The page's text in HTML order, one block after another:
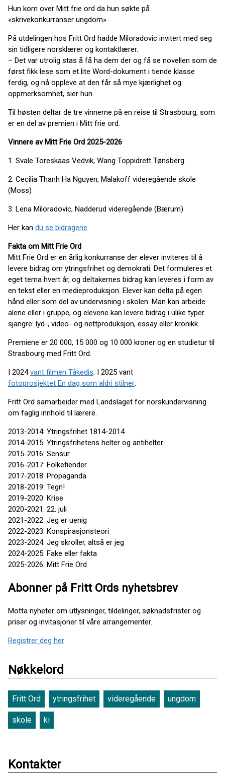
Hun kom over Mitt frie ord da hun søkte på
«skrivekonkurranser ungdom».
På utdelingen hos Fritt Ord hadde Miloradovic invitert med seg
sin tidligere norsklærer og kontaktlærer.
– Det var utrolig stas å få ha dem der og få se novellen som de
først fikk lese som et lite Word-dokument i tiende klasse
ferdig, og nå oppleve at den får så mye kjærlighet og
oppmerksomhet, sier hun.
Til høsten deltar de tre vinnerne på en reise til Strasbourg, som
er en del av premien i Mitt frie ord.
Vinnere av Mitt Frie Ord 2025-2026
1. Svale Toreskaas Vedvik, Wang Toppidrett Tønsberg
2. Cecilia Thanh Ha Nguyen, Malakoff videregående skole
(Moss)
3. Lena Miloradovic, Nadderud videregående (Bærum)
Her kan du se bidragene
Fakta om Mitt Frie Ord
Mitt Frie Ord er en årlig konkurranse der elever inviteres til å
levere bidrag om ytringsfrihet og demokrati. Det formuleres et
eget tema hvert år, og deltakernes bidrag kan leveres i form av
en tekst eller en medieproduksjon. Elever kan delta på egen
hånd eller som del av undervisning i skolen. Man kan arbeide
alene eller i gruppe, og elevene kan levere bidrag i ulike typer
sjangre: lyd-, video- og nettproduksjon, essay eller kronikk.
Premiene er 20 000, 15 000 og 10 000 kroner og en studietur til
Strasbourg med Fritt Ord.
I 2024vant filmen Tåkedis. I 2025 vant
fotoprosjektet En dag som aldri stilner.
Fritt Ord samarbeider med Landslaget for norskundervisning
om faglig innhold til lærere.
2013-2014: Ytringsfrihet 1814-2014
2014-2015: Ytringsfrihetens helter og antihelter
2015-2016: Sensur
2016-2017: Folkefiender
2017-2018: Propaganda
2018-2019: Tegn!
2019-2020: Krise
2020-2021: 22. juli
2021-2022: Jeg er uenig
2022-2023: Konspirasjonsteori
2023-2024: Jeg skroller, altså er jeg
2024-2025: Fake eller fakta
2025-2026: Mitt Frie Ord
Abonner på Fritt Ords nyhetsbrev
Motta nyheter om utlysninger, tildelinger, søknadsfrister og
priser og invitasjoner til våre arrangementer.
Registrer deg her
Nøkkelord
Fritt Ord ytringsfrihet videregående ungdom
skole ki
Kontakter